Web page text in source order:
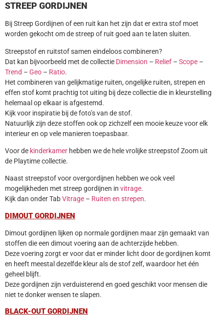
STREEP GORDIJNEN
Bij Streep Gordijnen of een ruit kan het zijn dat er extra stof moet
worden gekocht om de streep of ruit goed aan te laten sluiten.
Streepstof en ruitstof samen eindeloos combineren?
Dat kan bijvoorbeeld met de collectie Dimension – Relief – Scope –
Trend – Geo – Ratio.
Het combineren van gelijkmatige ruiten, ongelijke ruiten, strepen en
effen stof komt prachtig tot uiting bij deze collectie die in kleurstelling
helemaal op elkaar is afgestemd.
Kijk voor inspiratie bij de foto’s van de stof.
Natuurlijk zijn deze stoffen ook op zichzelf een mooie keuze voor elk
interieur en op vele manieren toepasbaar.
Voor de kinderkamer hebben we de hele vrolijke streepstof Zoom uit
de Playtime collectie.
Naast streepstof voor overgordijnen hebben we ook veel
mogelijkheden met streep gordijnen in vitrage.
Kijk dan onder TabVitrage – Ruiten en strepen.
DIMOUT GORDIJNEN
Dimout gordijnen lijken op normale gordijnen maar zijn gemaakt van
stoffen die een dimout voering aan de achterzijde hebben.
Deze voering zorgt er voor dat er minder licht door de gordijnen komt
en heeft meestal dezelfde kleur als de stof zelf, waardoor het één
geheel blijft.
Deze gordijnen zijn verduisterend en goed geschikt voor mensen die
niet te donker wensen te slapen.
BLACK-OUT GORDIJNEN